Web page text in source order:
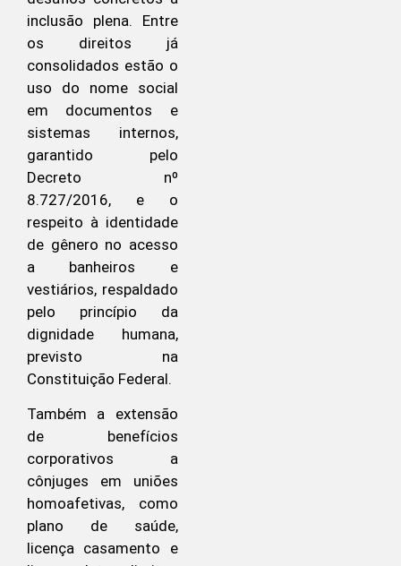
inclusão plena. Entre
os direitos já
consolidados estão o
uso do nome social
em documentos e
sistemas internos,
garantido pelo
Decreto nº
8.727/2016, e o
respeito à identidade
de gênero no acesso
a banheiros e
vestiários, respaldado
pelo princípio da
dignidade humana,
previsto na
Constituição Federal.
Também a extensão
de benefícios
corporativos a
cônjuges em uniões
homoafetivas, como
plano de saúde,
licença casamento e